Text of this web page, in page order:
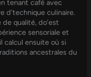
tenant café avec
d’technique culinaire.
qualité, do’est
sensoriale et
calcul ensuite où si
ancestrales du